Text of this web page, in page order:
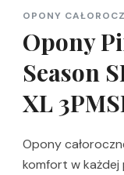
OPONY
Opony
Season
XL
Opony
komfort w każdej